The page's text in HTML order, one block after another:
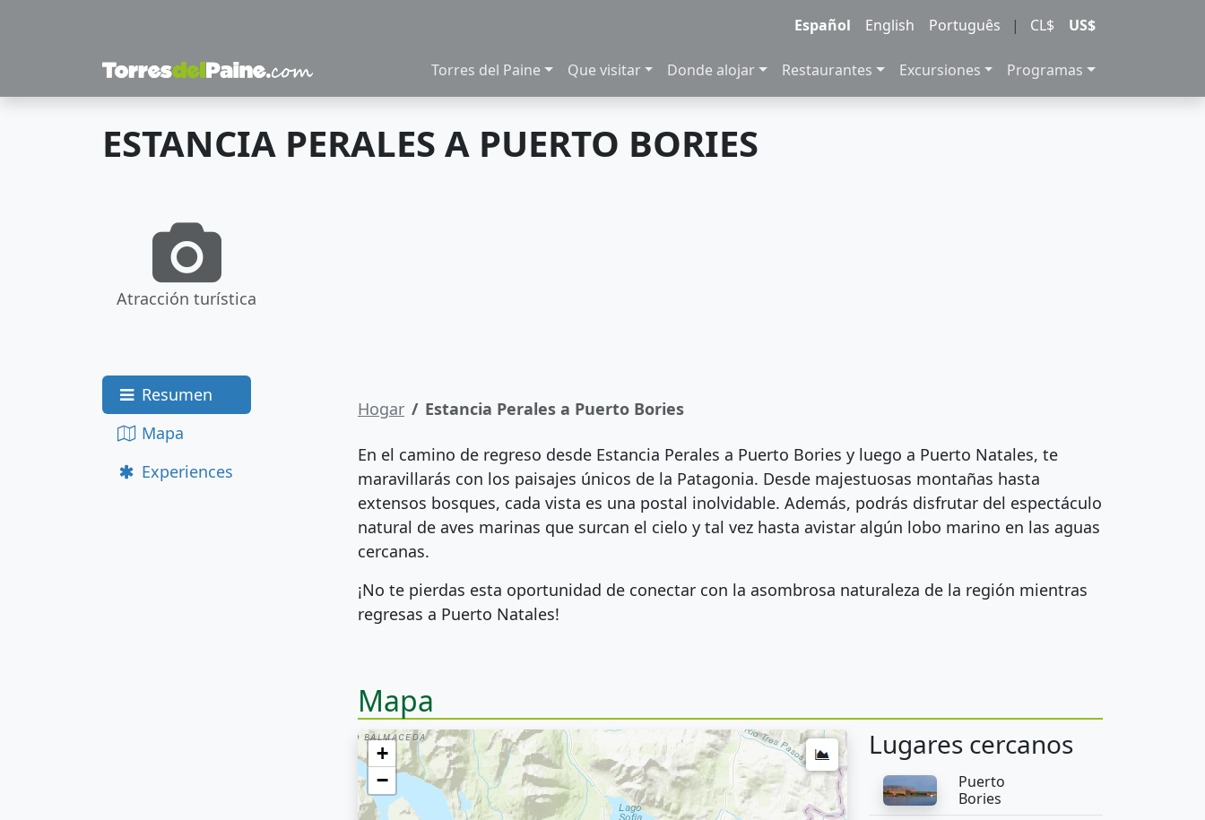
Español English Português | CL$ US$
Torres del Paine Que visitar Donde alojar Restaurantes Excursiones Programas
ESTANCIA PERALES A PUERTO BORIES
Atracción turística
Resumen
Mapa
Experiences
Hogar Estancia Perales a Puerto Bories
En el camino de regreso desde Estancia Perales a Puerto Bories y luego a Puerto Natales, te
maravillarás con los paisajes únicos de la Patagonia. Desde majestuosas montañas hasta
extensos bosques, cada vista es una postal inolvidable. Además, podrás disfrutar del espectáculo
natural de aves marinas que surcan el cielo y tal vez hasta avistar algún lobo marino en las aguas
cercanas.
¡No te pierdas esta oportunidad de conectar con la asombrosa naturaleza de la región mientras
regresas a Puerto Natales!
Mapa
+
−
Lugares cercanos
Puerto
Bories